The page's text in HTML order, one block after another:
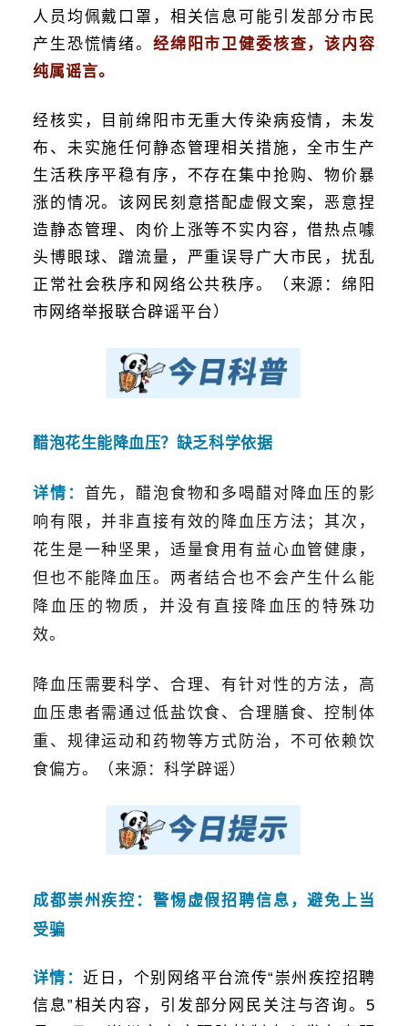
人员均佩戴口罩，相关信息可能引发部分市民
产生恐慌情绪。 经绵阳市卫健委核查，该内容
纯属谣言。
经核实，目前绵阳市无重大传染病疫情，未发
布、未实施任何静态管理相关措施，全市生产
生活秩序平稳有序，不存在集中抢购、物价暴
涨的情况。该网民刻意搭配虚假文案，恶意捏
造静态管理、肉价上涨等不实内容，借热点噱
头博眼球、蹭流量，严重误导广大市民，扰乱
正常社会秩序和网络公共秩序。（来源：绵阳
市网络举报联合辟谣平台）
醋泡花生能降血压？缺乏科学依据
详情： 首先，醋泡食物和多喝醋对降血压的影
响有限，并非直接有效的降血压方法；其次，
花生是一种坚果，适量食用有益心血管健康，
但也不能降血压。两者结合也不会产生什么能
降血压的物质，并没有直接降血压的特殊功
效。
降血压需要科学、合理、有针对性的方法， 高
血压 患者需通过低盐饮食、合理膳食、控制体
重、规律运动和药物等方式防治，不可依赖饮
食偏方。（来源：科学辟谣）
成都崇州疾控：警惕虚假招聘信息，避免上当
受骗
详情：近日，个别网络平台流传“崇州疾控招聘
信息”相关内容，引发部分网民关注与咨询。5